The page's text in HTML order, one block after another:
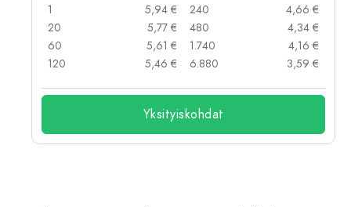
1
5,94 €
20
5,77 €
60
5,61 €
120
5,46 €
240
4,66 €
480
4,34 €
1.740
4,16 €
6.880
3,59 €
Yksityiskohdat